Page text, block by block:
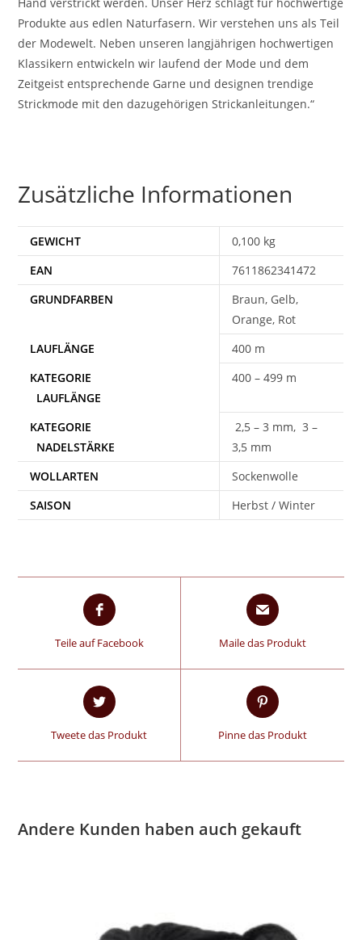
Produkte aus edlen Naturfasern. Wir verstehen uns als Teil
der Modewelt. Neben unseren langjährigen hochwertigen
Klassikern entwickeln wir laufend der Mode und dem
Zeitgeist entsprechende Garne und designen trendige
Strickmode mit den dazugehörigen Strickanleitungen.“
Zusätzliche Informationen
GEWICHT
0,100 kg
EAN
7611862341472
Braun, Gelb,
Orange, Rot
400 m
400 – 499 m
2,5 – 3 mm, 3 –
3,5 mm
WOLLARTEN
Sockenwolle
SAISON
Herbst / Winter
Teile auf Facebook Maile das Produkt
Tweete das Produkt Pinne das Produkt
Andere Kunden haben auch gekauft